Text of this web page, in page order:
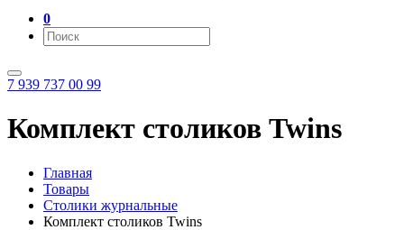
0
7 939 737 00 99
Комплект столиков Twins
Главная
Товары
Столики журнальные
Комплект столиков Twins